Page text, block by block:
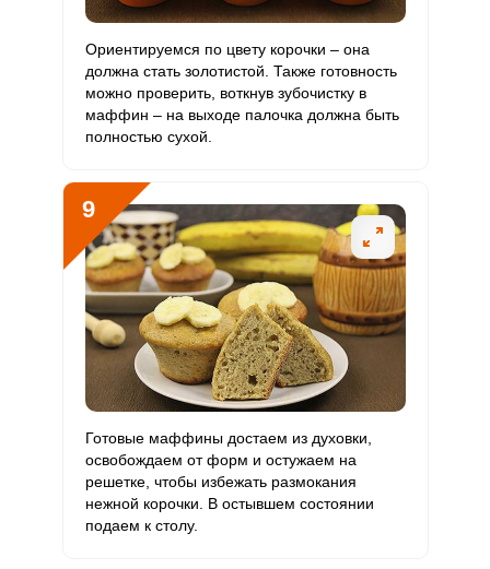
Ориентируемся по цвету корочки – она
должна стать золотистой. Также готовность
можно проверить, воткнув зубочистку в
маффин – на выходе палочка должна быть
полностью сухой.
9
Готовые маффины достаем из духовки,
освобождаем от форм и остужаем на
решетке, чтобы избежать размокания
нежной корочки. В остывшем состоянии
подаем к столу.